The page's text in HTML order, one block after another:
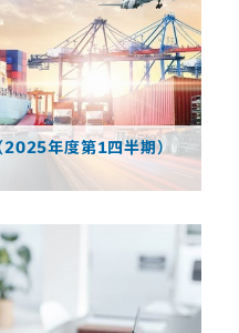
2025年度第1四半期）